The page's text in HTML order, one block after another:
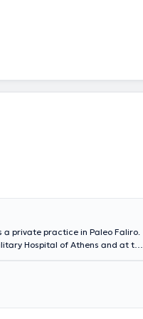
a private practice in Paleo Faliro.
Hospital of Athens and at the
as well as in Pathology at
practice, she is involved in the
disorders such as memory
dementia, dementia in